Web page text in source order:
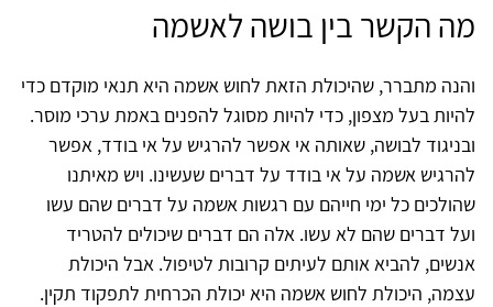
מה הקשר בין בושה לאשמה
והנה מתברר, שהיכולת הזאת לחוש אשמה היא תנאי מוקדם כדי
להיות בעל מצפון, כדי להיות מסוגל להפנים באמת ערכי מוסר.
ובניגוד לבושה, שאותה אי אפשר להרגיש על אי בודד, אפשר
להרגיש אשמה על אי בודד על דברים שעשינו. ויש מאיתנו
שהולכים כל ימי חייהם עם רגשות אשמה על דברים שהם עשו
ועל דברים שהם לא עשו. אלה הם דברים שיכולים להטריד
אנשים, להביא אותם לעיתים קרובות לטיפול. אבל היכולת
עצמה, היכולת לחוש אשמה היא יכולת הכרחית לתפקוד תקין.